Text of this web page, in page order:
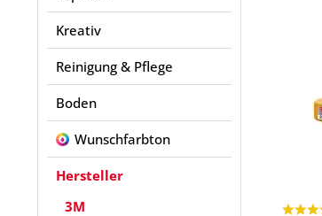
Kreativ
Reinigung & Pflege
Boden
Wunschfarbton
Hersteller
3M